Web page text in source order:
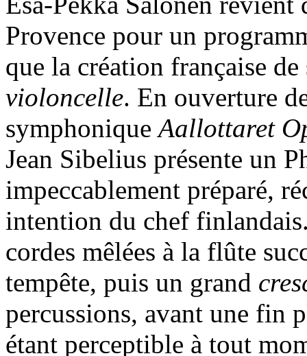
Provence pour un
que la création française
violoncelle. En ouverture
symphoniqueAallottaret
Jean Sibelius présente un
impeccablement préparé,
intention du chef
cordes mêlées à la flûte
tempête, puis un grand
percussions, avant une fin
étant perceptible à tout